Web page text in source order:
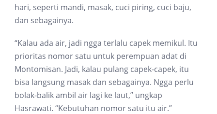
hari, seperti mandi, masak, cuci piring, cuci baju,
dan sebagainya.
“Kalau ada air, jadi ngga terlalu capek memikul. Itu
prioritas nomor satu untuk perempuan adat di
Montomisan. Jadi, kalau pulang capek-capek, itu
bisa langsung masak dan sebagainya. Ngga perlu
bolak-balik ambil air lagi ke laut,” ungkap
Hasrawati. “Kebutuhan nomor satu itu air.”